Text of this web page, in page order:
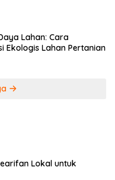
Lahan: Cara
Ekologis Lahan Pertanian
Lokal untuk